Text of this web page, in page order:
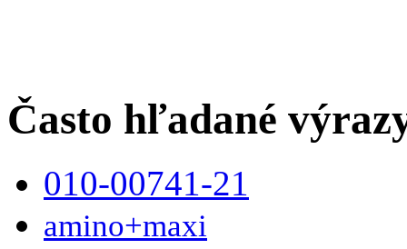
Často hľadané
010-00741-21
amino+maxi